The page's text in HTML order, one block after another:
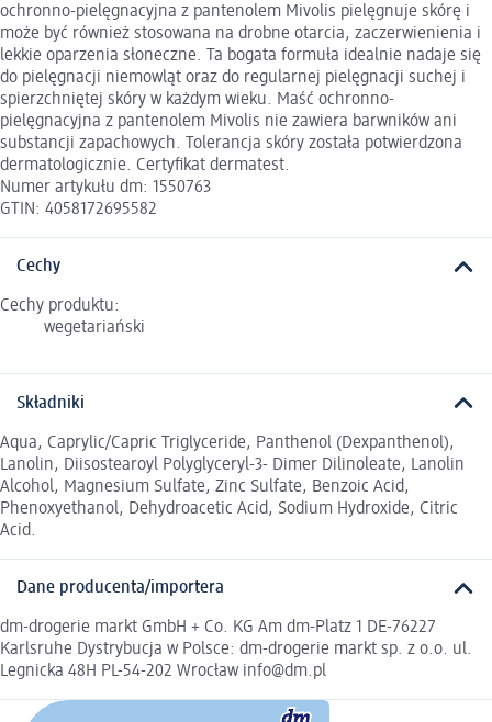
ochronno-pielęgnacyjna z pantenolem Mivolis pielęgnuje skórę i
może być również stosowana na drobne otarcia, zaczerwienienia i
lekkie oparzenia słoneczne. Ta bogata formuła idealnie nadaje się
do pielęgnacji niemowląt oraz do regularnej pielęgnacji suchej i
spierzchniętej skóry w każdym wieku. Maść ochronno-
pielęgnacyjna z pantenolem Mivolis nie zawiera barwników ani
substancji zapachowych. Tolerancja skóry została potwierdzona
dermatologicznie. Certyfikat dermatest.
Numer artykułu dm: 1550763
GTIN: 4058172695582
Cechy
Cechy produktu:
wegetariański
Składniki
Aqua, Caprylic/Capric Triglyceride, Panthenol (Dexpanthenol),
Lanolin, Diisostearoyl Polyglyceryl-3- Dimer Dilinoleate, Lanolin
Alcohol, Magnesium Sulfate, Zinc Sulfate, Benzoic Acid,
Phenoxyethanol, Dehydroacetic Acid, Sodium Hydroxide, Citric
Acid.
Dane producenta/importera
dm-drogerie markt GmbH + Co. KG Am dm-Platz 1 DE-76227
Karlsruhe Dystrybucja w Polsce: dm-drogerie markt sp. z o.o. ul.
Legnicka 48H PL-54-202 Wrocław info@dm.pl